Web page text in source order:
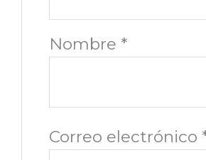
Nombre *
Correo electrónico